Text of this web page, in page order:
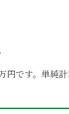
円です。単純